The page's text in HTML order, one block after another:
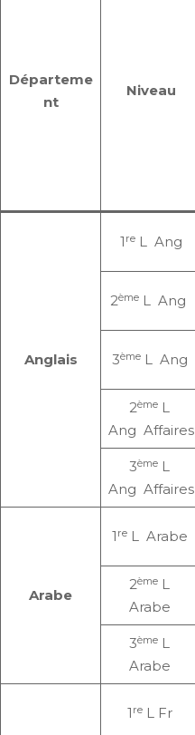
Départeme
nt
Niveau
Anglais
1 re L Ang
2èmeL Ang
3èmeL Ang
2ème L
Ang Affaires
3ème L
Ang Affaires
Arabe
1 reL Arabe
2ème L
Arabe
3ème L
Arabe
1 reL Fr